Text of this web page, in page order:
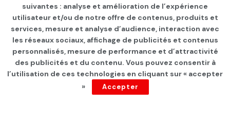
Page d'accueil SANTÉ Infos Covid
Covid-19: L’Etat d’urgence
prolongé de six mois
depuis 5 ans
suivantes : analyse et amélioration de l’expérience
utilisateur et/ou de notre offre de contenus, produits et
services, mesure et analyse d’audience, interaction avec
les réseaux sociaux, affichage de publicités et contenus
personnalisés, mesure de performance et d’attractivité
des publicités et du contenu. Vous pouvez consentir à
l’utilisation de ces technologies en cliquant sur « accepter
»
Accepter